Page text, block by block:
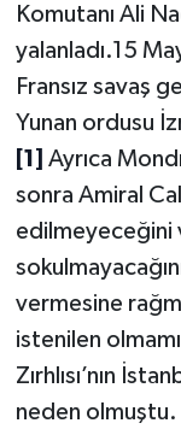
Komutanı Ali
yalanladı.15
Fransız savaş
Yunan ordusu
[1] Ayrıca
sonra Amiral
edilmeyeceğini
vermesine
istenilen
Zırhlısı’nın
neden olmuştu.